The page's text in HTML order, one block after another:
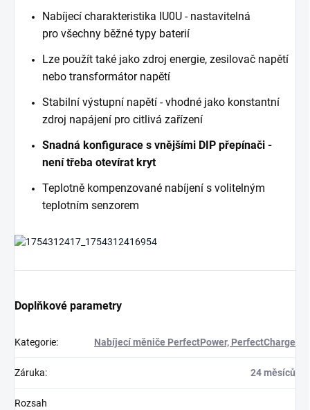
Nabíjecí charakteristika IU0U - nastavitelná
pro všechny běžné typy baterií
Lze použít také jako zdroj energie, zesilovač napětí
nebo transformátor napětí
Stabilní výstupní napětí - vhodné jako konstantní
zdroj napájení pro citlivá zařízení
Snadná konfigurace s vnějšími DIP přepínači -
není třeba otevírat kryt
Teplotně kompenzované nabíjení s volitelným
teplotním senzorem
Doplňkové parametry
Kategorie: Nabíjecí měniče PerfectPower, PerfectCharge
Záruka: 24 měsíců
Rozsah